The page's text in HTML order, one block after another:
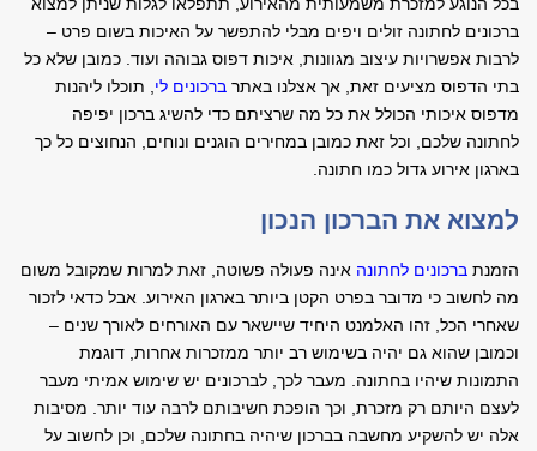
ברכונים לחתונה זולים ויפים מבלי להתפשר על האיכות בשום פרט –
לרבות אפשרויות עיצוב מגוונות, איכות דפוס גבוהה ועוד. כמובן שלא כל
בתי הדפוס מציעים זאת, אך אצלנו באתר ברכונים לי , תוכלו ליהנות
מדפוס איכותי הכולל את כל מה שרציתם כדי להשיג ברכון יפיפה
לחתונה שלכם, וכל זאת כמובן במחירים הוגנים ונוחים, הנחוצים כל כך
בארגון אירוע גדול כמו חתונה.
למצוא את הברכון הנכון
הזמנת ברכונים לחתונה אינה פעולה פשוטה, זאת למרות שמקובל משום
מה לחשוב כי מדובר בפרט הקטן ביותר בארגון האירוע. אבל כדאי לזכור
שאחרי הכל, זהו האלמנט היחיד שיישאר עם האורחים לאורך שנים –
וכמובן שהוא גם יהיה בשימוש רב יותר ממזכרות אחרות, דוגמת
התמונות שיהיו בחתונה. מעבר לכך, לברכונים יש שימוש אמיתי מעבר
לעצם היותם רק מזכרת, וכך הופכת חשיבותם לרבה עוד יותר. מסיבות
אלה יש להשקיע מחשבה בברכון שיהיה בחתונה שלכם, וכן לחשוב על